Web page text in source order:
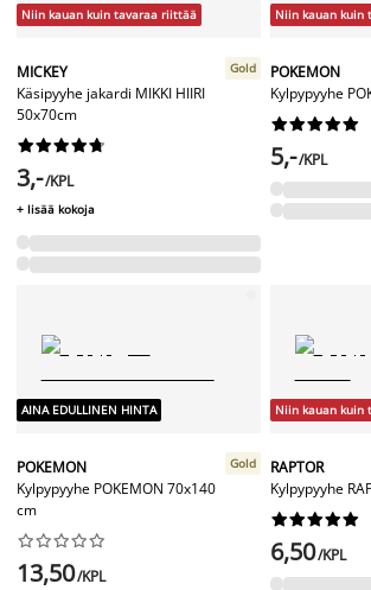
Niin kauan kuin tavaraa riittää
MICKEY
Käsipyyhe jakardi MIKKI HIIRI
50x70cm
Gold






3,-/KPL
+ lisää kokoja
Niin kauan kuin
POKEMON
Kylpypyyhe






5,-/KPL
AINA EDULLINEN HINTA
POKEMON
Kylpypyyhe POKEMON 70x140
cm
Gold






13,50/KPL
Niin kauan kuin
RAPTOR
Kylpypyyhe






6,50/KPL